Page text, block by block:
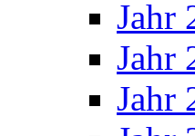
Jahr
Jahr
Jahr